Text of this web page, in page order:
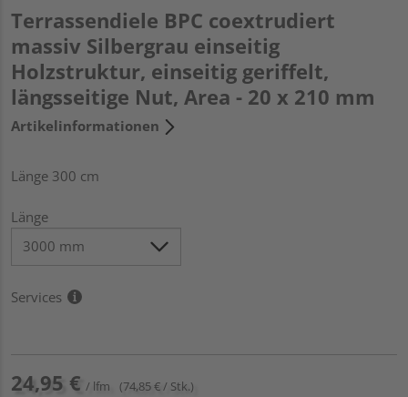
Terrassendiele BPC coextrudiert
massiv Silbergrau einseitig
Holzstruktur, einseitig geriffelt,
längsseitige Nut, Area - 20 x 210 mm
Artikelinformationen
Länge 300 cm
Länge
Services
24,95 € / lfm (74,85 € / Stk.)